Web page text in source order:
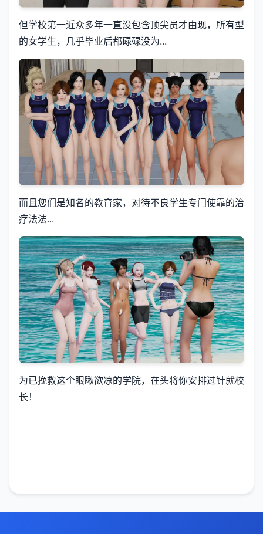
但学校第一近众多年一直没包含顶尖员才由现，所有型
的女学生，几乎毕业后都碌碌没为...
而且您们是知名的教育家，对待不良学生专门使靠的治
疗法法...
为已挽救这个眼瞅欲凉的学院，在头将你安排过针就校
长！